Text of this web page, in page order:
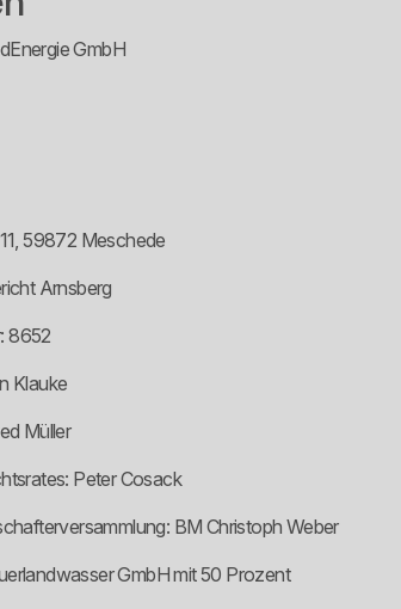
GmbH
59872 Meschede
Arnsberg
8652
Klauke
Müller
Peter Cosack
BM Christoph Weber
GmbH mit 50 Prozent